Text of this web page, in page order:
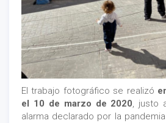
El trabajo fotográfico se realizó
el 10 de marzo de 2020, justo
alarma declarado por la